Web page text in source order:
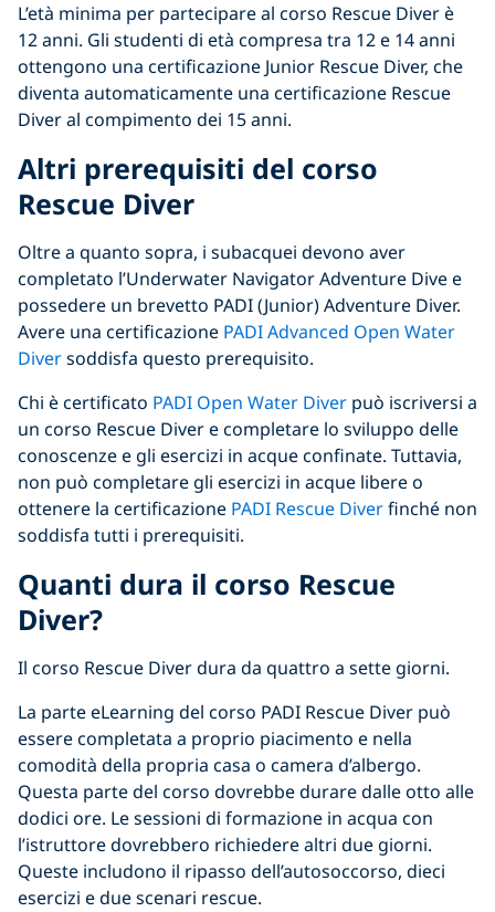
L’età minima per partecipare al corso Rescue Diver è
12 anni. Gli studenti di età compresa tra 12 e 14 anni
ottengono una certificazione Junior Rescue Diver, che
diventa automaticamente una certificazione Rescue
Diver al compimento dei 15 anni.
Altri prerequisiti del corso
Rescue Diver
Oltre a quanto sopra, i subacquei devono aver
completato l’Underwater Navigator Adventure Dive e
possedere un brevetto PADI (Junior) Adventure Diver.
Avere una certificazione PADI Advanced Open Water
Diversoddisfa questo prerequisito.
Chi è certificato PADI Open Water Diver può iscriversi a
un corso Rescue Diver e completare lo sviluppo delle
conoscenze e gli esercizi in acque confinate. Tuttavia,
non può completare gli esercizi in acque libere o
ottenere la certificazione PADI Rescue Diverfinché non
soddisfa tutti i prerequisiti.
Quanti dura il corso Rescue
Diver?
Il corso Rescue Diver dura da quattro a sette giorni.
La parte eLearning del corso PADI Rescue Diver può
essere completata a proprio piacimento e nella
comodità della propria casa o camera d’albergo.
Questa parte del corso dovrebbe durare dalle otto alle
dodici ore. Le sessioni di formazione in acqua con
l’istruttore dovrebbero richiedere altri due giorni.
Queste includono il ripasso dell’autosoccorso, dieci
esercizi e due scenari rescue.